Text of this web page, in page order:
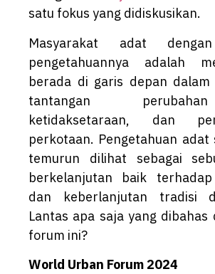
satu fokus yang didiskusikan.
Masyarakat adat
pengetahuannya adalah
berada di garis depan dalam
tantangan
ketidaksetaraan, dan
perkotaan. Pengetahuan adat
temurun dilihat sebagai
berkelanjutan baik
dan keberlanjutan tradisi
Lantas apa saja yang dibahas
forum ini?
World Urban Forum 2024